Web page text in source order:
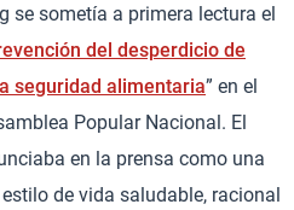
se sometía a primera lectura el
del desperdicio de
seguridad alimentaria” en el
Popular Nacional. El
en la prensa como una
de vida saludable, racional